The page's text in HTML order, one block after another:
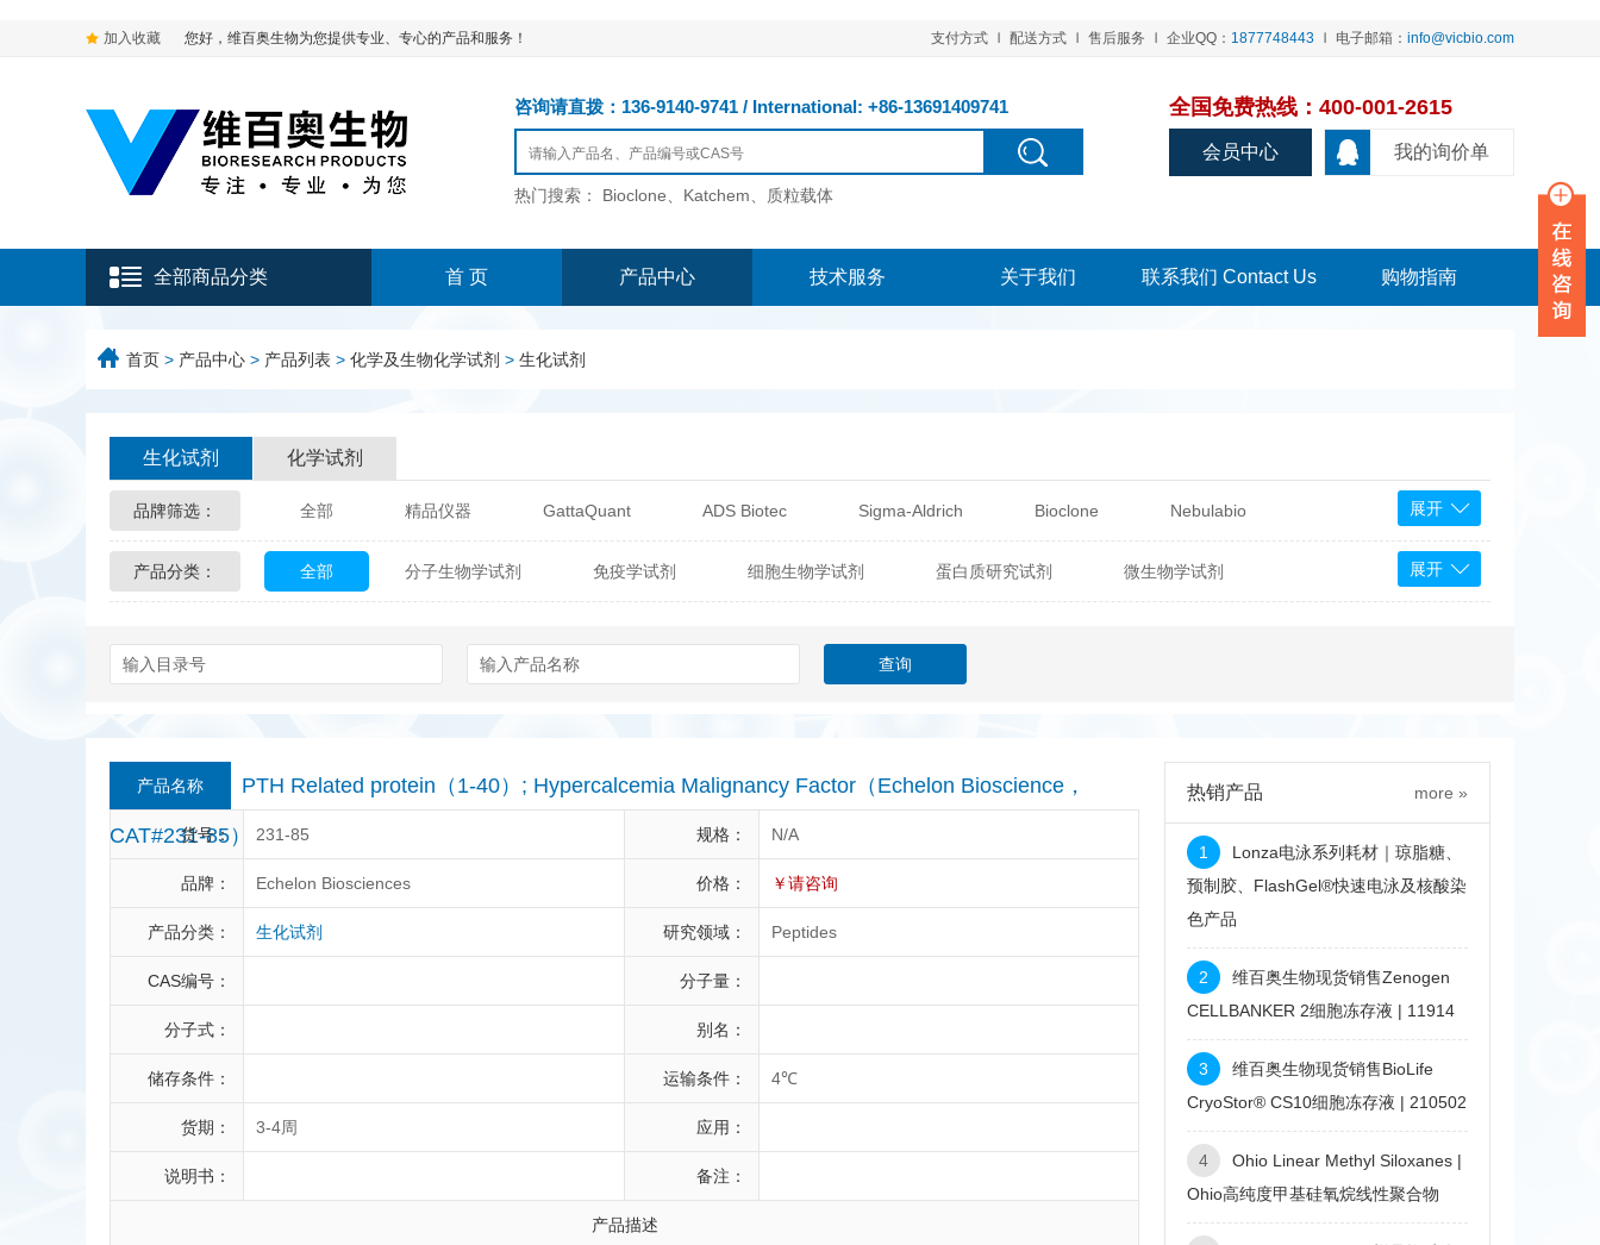
加入收藏 您好，维百奥生物为您提供专业、专心的产品和服务！ 支付方式 配送方式 售后服务 企业QQ： 1877748443 电子邮箱： info@vicbio.com
咨询请直拨：136-9140-9741 / International: +86-13691409741
热门搜索： Bioclone、Katchem、质粒载体
全国免费热线：400-001-2615
我的询价单
会员中心
全部商品分类 首 页 产品中心 技术服务 关于我们 联系我们 Contact Us 购物指南
首页 > 产品中心 > 产品列表 > 化学及生物化学试剂 > 生化试剂
生化试剂 化学试剂
品牌筛选： 全部 精品仪器 GattaQuant ADS Biotec Sigma-Aldrich Bioclone Nebulabio
Glycon Biochem Sterlitech 热销产品 辰辉创聚生物® (Nebulabio) BPS Bioscience
Mediagnost
Cytodiagnostics Katchem
Berry & Associates Hybrid Plastics Milenia Biotec Sunrise Science
LGC Maine Standards Pall Lonza 康为世纪
Abbexa AbD Serotec Abnova Active Motif
展开
产品分类： 全部 分子生物学试剂 免疫学试剂 细胞生物学试剂 蛋白质研究试剂 微生物学试剂 展开
产品名称 PTH Related protein（1-40）; Hypercalcemia Malignancy Factor（Echelon Bioscience，
CAT#231-85）
货号： 231-85 规格： N/A
品牌： Echelon Biosciences 价格： ￥请咨询
产品分类： 生化试剂 研究领域： Peptides
CAS编号： 分子量：
分子式： 别名：
储存条件： 运输条件： 4℃
货期： 3-4周 应用：
说明书： 备注：
产品描述
热销产品 more »
1
Lonza电泳系列耗材｜琼脂糖、
预制胶、FlashGel®快速电泳及核酸染
色产品
2
维百奥生物现货销售Zenogen
CELLBANKER 2细胞冻存液 | 11914
3
维百奥生物现货销售BioLife
CryoStor® CS10细胞冻存液 | 210502
4
Ohio Linear Methyl Siloxanes |
Ohio高纯度甲基硅氧烷线性聚合物